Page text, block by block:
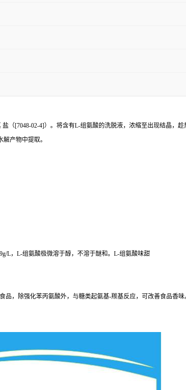
（[7048-02-4]）。将含有L-组氨酸的洗脱液，浓缩至出现结晶，
产物中提取。
L，L-组氨酸极微溶于醇，不溶于醚和。L-组氨酸味甜
，除强化苯丙氨酸外，与糖类起氨基-羰基反应，可改善食品香